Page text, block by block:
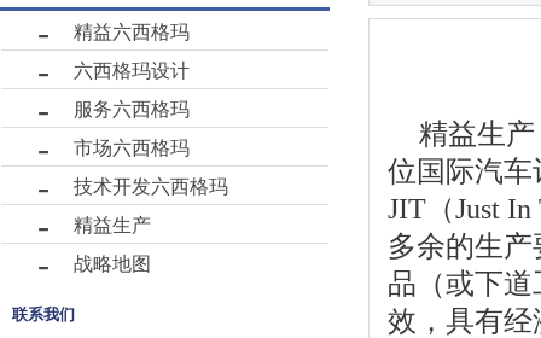
精益六西格玛
六西格玛设计
服务六西格玛
市场六西格玛
技术开发六西格玛
精益生产
战略地图
联系我们
精益生产
位国际汽
JIT（Just
多余的生
品（或下
效，具有